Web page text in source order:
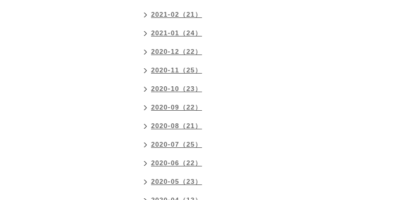
2021-02（21）
2021-01（24）
2020-12（22）
2020-11（25）
2020-10（23）
2020-09（22）
2020-08（21）
2020-07（25）
2020-06（22）
2020-05（23）